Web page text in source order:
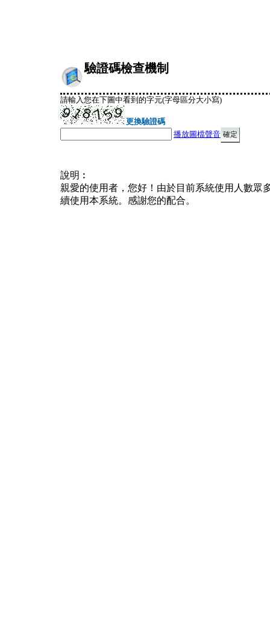
驗證碼檢查機制
請輸入您在下圖中看到的字元(字母區分大小寫)
更換驗證碼
播放圖檔聲音
說明︰
親愛的使用者，您好！由於目前系統使用人數眾
續使用本系統。感謝您的配合。